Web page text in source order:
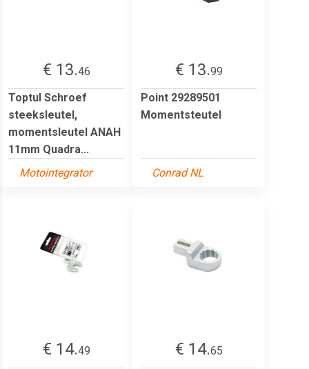
€ 13.46
Toptul Schroef
steeksleutel,
momentsleutel ANAH
11mm Quadra...
Motointegrator
€ 13.99
Point 29289501
Momentsteutel
Conrad NL
€ 14.49
€ 14.65